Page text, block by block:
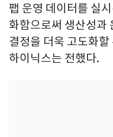
팹 운영 데이터를 실
화함으로써 생산성과
결정을 더욱 고도화
하이닉스는 전했다.